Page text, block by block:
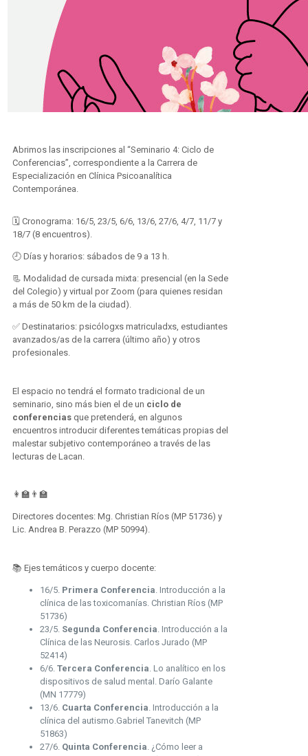
Abrimos las inscripciones al “Seminario 4: Ciclo de
Conferencias”, correspondiente a la Carrera de
Especialización en Clínica Psicoanalítica
Contemporánea.
🗓️ Cronograma: 16/5, 23/5, 6/6, 13/6, 27/6, 4/7, 11/7 y
18/7 (8 encuentros).
🕘 Días y horarios: sábados de 9 a 13 h.
📃 Modalidad de cursada mixta: presencial (en la Sede
del Colegio) y virtual por Zoom (para quienes residan
a más de 50 km de la ciudad).
✅ Destinatarios: psicólogxs matriculadxs, estudiantes
avanzados/as de la carrera (último año) y otros
profesionales.
El espacio no tendrá el formato tradicional de un
seminario, sino más bien el de un ciclo de
conferencias que pretenderá, en algunos
encuentros introducir diferentes temáticas propias del
malestar subjetivo contemporáneo a través de las
lecturas de Lacan.
👩‍🏫👨‍🏫
Directores docentes: Mg. Christian Ríos (MP 51736) y
Lic. Andrea B. Perazzo (MP 50994).
📚 Ejes temáticos y cuerpo docente:
16/5. Primera Conferencia . Introducción a la
clínica de las toxicomanías. Christian Ríos (MP
51736)
23/5. Segunda Conferencia . Introducción a la
Clínica de las Neurosis. Carlos Jurado (MP
52414)
6/6. Tercera Conferencia . Lo analítico en los
dispositivos de salud mental. Darío Galante
(MN 17779)
13/6. Cuarta Conferencia . Introducción a la
clínica del autismo.Gabriel Tanevitch (MP
51863)
27/6. Quinta Conferencia . ¿Cómo leer a